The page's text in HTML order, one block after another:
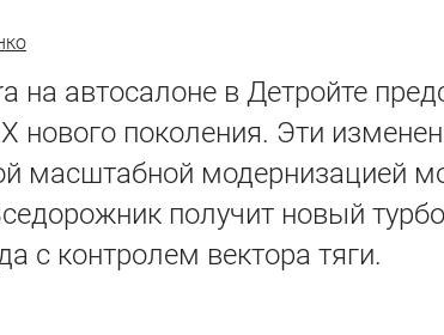
на автосалоне в Детройте
нового поколения. Эти
масштабной модернизацией
получит новый
с контролем вектора тяги.